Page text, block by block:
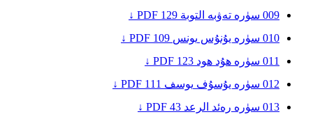
009 سۈرە تەۋبە التوبة 129
PDF ↓
010 سۈرە يۇنۇس يونس 109
PDF ↓
011 سۈرە ھۇد هود 123
PDF ↓
012 سۈرە يۇسۇف يوسف 111
PDF ↓
013 سۈرە رەئد الرعد 43
PDF ↓